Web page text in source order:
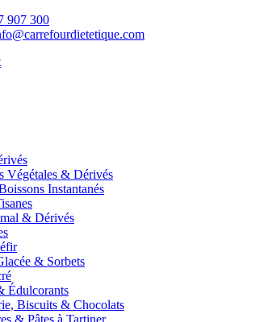
907 300
Végétales & Dérivés
Instantanés
& Dérivés
& Sorbets
Édulcorants
Biscuits & Chocolats
& Pâtes à Tartiner